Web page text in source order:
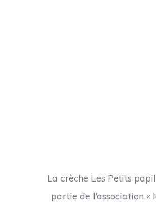
La crèche Les Petits
partie de l’association